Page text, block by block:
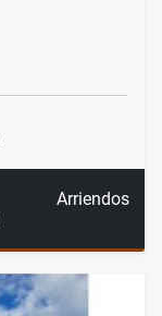
Arriendos